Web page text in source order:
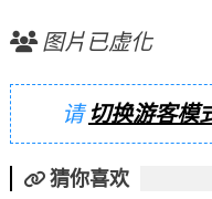
图片已虚化
请切换游客模
猜你喜欢